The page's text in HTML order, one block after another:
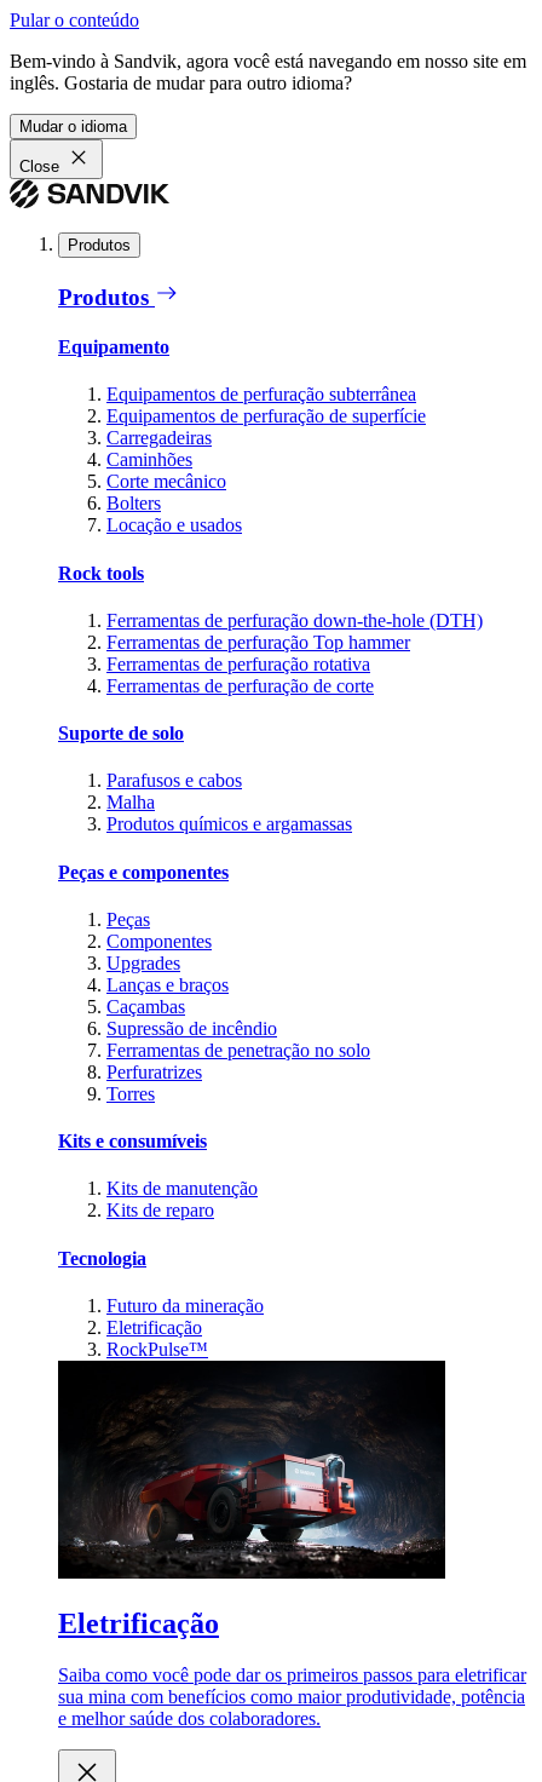
Pular o conteúdo
Bem-vindo à Sandvik, agora você está navegando em nosso site em
inglês. Gostaria de mudar para outro idioma?
Mudar o idioma
Close
Produtos
Produtos
Equipamento
Equipamentos de perfuração subterrânea
Equipamentos de perfuração de superfície
Carregadeiras
Caminhões
Corte mecânico
Bolters
Locação e usados
Rock tools
Ferramentas de perfuração down-the-hole (DTH)
Ferramentas de perfuração Top hammer
Ferramentas de perfuração rotativa
Ferramentas de perfuração de corte
Suporte de solo
Parafusos e cabos
Malha
Produtos químicos e argamassas
Peças e componentes
Peças
Componentes
Upgrades
Lanças e braços
Caçambas
Supressão de incêndio
Ferramentas de penetração no solo
Perfuratrizes
Torres
Kits e consumíveis
Kits de manutenção
Kits de reparo
Tecnologia
Futuro da mineração
Eletrificação
RockPulse™
Eletrificação
Saiba como você pode dar os primeiros passos para eletrificar
sua mina com benefícios como maior produtividade, potência
e melhor saúde dos colaboradores.